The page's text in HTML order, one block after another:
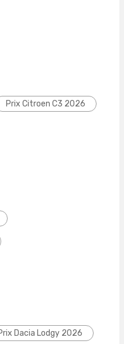
Prix Citroen C3 2026
Dacia Lodgy 2026